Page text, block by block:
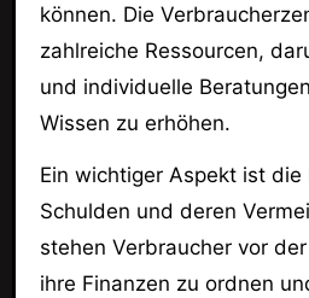
können. Die
zahlreiche Ressourcen,
und individuelle
Wissen zu erhöhen.
Ein wichtiger Aspekt ist die
Schulden und deren
stehen Verbraucher vor
ihre Finanzen zu ordnen